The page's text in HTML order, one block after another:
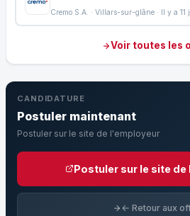
Cremo S.A. · Villars-sur-glâne · Il y a 11
Voir toutes les
CANDIDATURE
Postuler maintenant
Postuler sur le site de l'employeur
Postuler sur le site
← Retour aux